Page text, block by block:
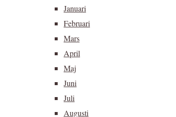
Januari
Februari
Mars
April
Maj
Juni
Juli
Augusti